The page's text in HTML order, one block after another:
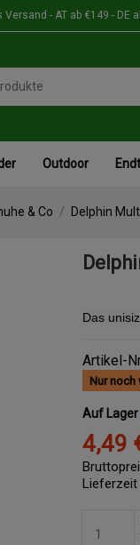
Versand - AT ab €149 - DE
Outdoor
& Co Delphin
Das
Artikel-
Nur noch
Auf Lager
4,49
Lieferzeit